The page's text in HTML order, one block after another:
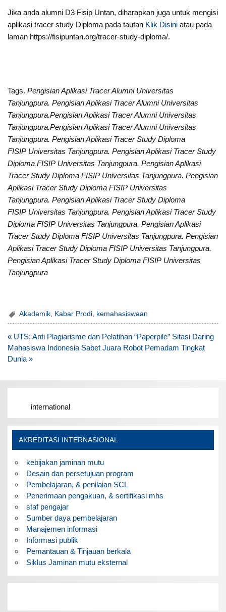
Jika anda alumni D3 Fisip Untan, diharapkan juga untuk mengisi
aplikasi tracer study Diploma pada tautan Klik Disini atau pada
laman https://fisipuntan.org/tracer-study-diploma/.
Tags.Pengisian Aplikasi Tracer Alumni Universitas
Tanjungpura. Pengisian Aplikasi Tracer Alumni Universitas
Tanjungpura.Pengisian Aplikasi Tracer Alumni Universitas
Tanjungpura.Pengisian Aplikasi Tracer Alumni Universitas
Tanjungpura. Pengisian Aplikasi Tracer Study Diploma
FISIP Universitas Tanjungpura. Pengisian Aplikasi Tracer Study
Diploma FISIP Universitas Tanjungpura. Pengisian Aplikasi
Tracer Study Diploma FISIP Universitas Tanjungpura. Pengisian
Aplikasi Tracer Study Diploma FISIP Universitas
Tanjungpura. Pengisian Aplikasi Tracer Study Diploma
FISIP Universitas Tanjungpura. Pengisian Aplikasi Tracer Study
Diploma FISIP Universitas Tanjungpura. Pengisian Aplikasi
Tracer Study Diploma FISIP Universitas Tanjungpura. Pengisian
Aplikasi Tracer Study Diploma FISIP Universitas Tanjungpura.
Pengisian Aplikasi Tracer Study Diploma FISIP Universitas
Tanjungpura
Akademik, Kabar Prodi, kemahasiswaan
Post
navigation
« UTS: Anti Plagiarisme dan Pelatihan “Paperpile” Sitasi Daring
Mahasiswa Indonesia Sabet Juara Robot Pemadam Tingkat
Dunia »
international
AKREDITASI INTERNASIONAL
kebijakan jaminan mutu
Desain dan persetujuan program
Pembelajaran, & penilaian SCL
Penerimaan pengakuan, & sertifikasi mhs
staf pengajar
Sumber daya pembelajaran
Manajemen informasi
Informasi publik
Pemantauan & Tinjauan berkala
Siklus Jaminan mutu eksternal